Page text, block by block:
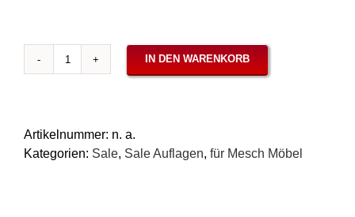
Auflagen
-
Serie
IN DEN WARENKORB
Artikelnummer: n. a.
Kategorien: Sale, Sale Auflagen, für Mesch Möbel